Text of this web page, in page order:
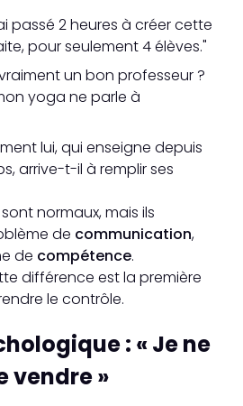
passé 2 heures à créer cette
pour seulement 4 élèves."
un bon professeur ?
yoga ne parle à
lui, qui enseigne depuis
arrive-t-il à remplir ses
normaux, mais ils
de communication,
de compétence.
différence est la première
le contrôle.
: « Je ne
vendre »